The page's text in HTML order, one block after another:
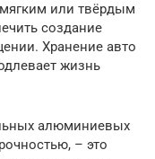
или твёрдым
создание
Хранение авто
жизнь
алюминиевых
– это